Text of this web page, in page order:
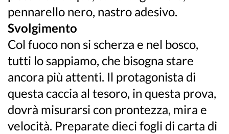
pennarello nero, nastro adesivo.
Svolgimento
Col fuoco non si scherza e nel bosco,
tutti lo sappiamo, che bisogna stare
ancora più attenti. Il protagonista di
questa caccia al tesoro, in questa prova,
dovrà misurarsi con prontezza, mira e
velocità. Preparate dieci fogli di carta di